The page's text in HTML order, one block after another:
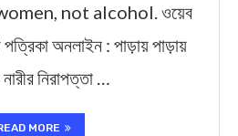
not alcohol. ওয়েব
অনলাইন : পাড়ায় পাড়ায়
নিরাপত্তা …
MORE